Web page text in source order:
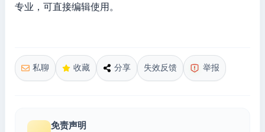
专业，可直接编辑使用。
私聊 收藏 分享 失效反馈 举报
免责声明